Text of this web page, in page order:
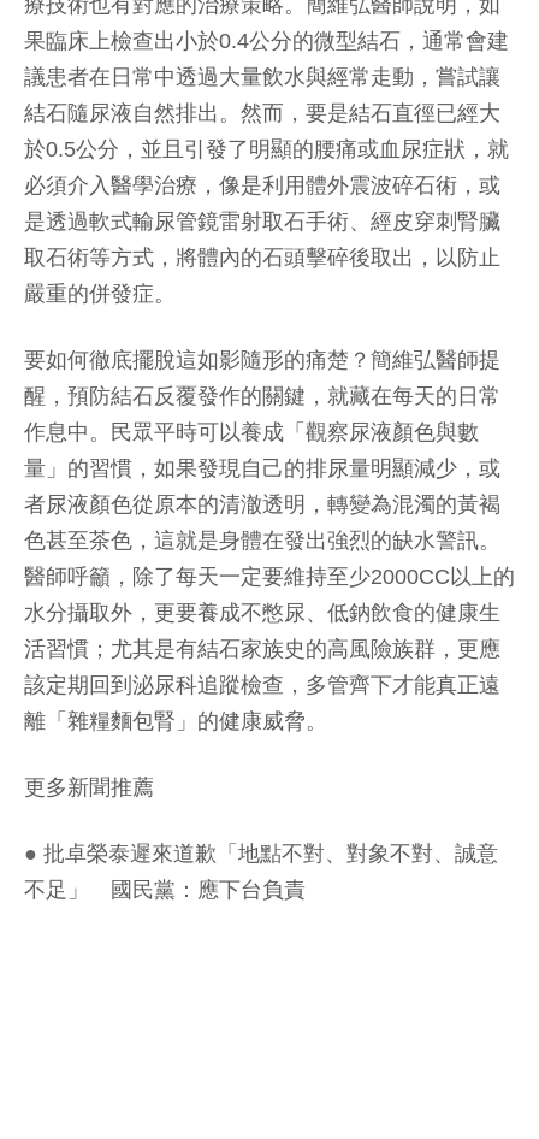
療技術也有對應的治療策略。簡維弘醫師說明，如
果臨床上檢查出小於0.4公分的微型結石，通常會建
議患者在日常中透過大量飲水與經常走動，嘗試讓
結石隨尿液自然排出。然而，要是結石直徑已經大
於0.5公分，並且引發了明顯的腰痛或血尿症狀，就
必須介入醫學治療，像是利用體外震波碎石術，或
是透過軟式輸尿管鏡雷射取石手術、經皮穿刺腎臟
取石術等方式，將體內的石頭擊碎後取出，以防止
嚴重的併發症。
要如何徹底擺脫這如影隨形的痛楚？簡維弘醫師提
醒，預防結石反覆發作的關鍵，就藏在每天的日常
作息中。民眾平時可以養成「觀察尿液顏色與數
量」的習慣，如果發現自己的排尿量明顯減少，或
者尿液顏色從原本的清澈透明，轉變為混濁的黃褐
色甚至茶色，這就是身體在發出強烈的缺水警訊。
醫師呼籲，除了每天一定要維持至少2000CC以上的
水分攝取外，更要養成不憋尿、低鈉飲食的健康生
活習慣；尤其是有結石家族史的高風險族群，更應
該定期回到泌尿科追蹤檢查，多管齊下才能真正遠
離「雜糧麵包腎」的健康威脅。
更多新聞推薦
● 批卓榮泰遲來道歉「地點不對、對象不對、誠意
不足」 國民黨：應下台負責